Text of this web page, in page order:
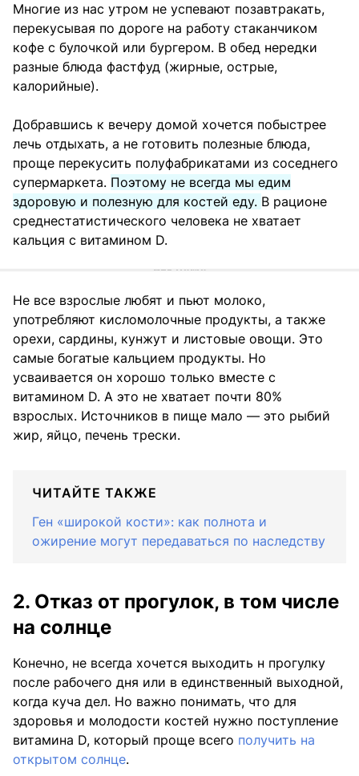
Многие из нас утром не успевают позавтракать,
перекусывая по дороге на работу стаканчиком
кофе с булочкой или бургером. В обед нередки
разные блюда фастфуд (жирные, острые,
калорийные).
Добравшись к вечеру домой хочется побыстрее
лечь отдыхать, а не готовить полезные блюда,
проще перекусить полуфабрикатами из соседнего
супермаркета. Поэтому не всегда мы едим
здоровую и полезную для костей еду. В рационе
среднестатистического человека не хватает
кальция с витамином D.
Не все взрослые любят и пьют молоко,
употребляют кисломолочные продукты, а также
орехи, сардины, кунжут и листовые овощи. Это
самые богатые кальцием продукты. Но
усваивается он хорошо только вместе с
витамином D. А это не хватает почти 80%
взрослых. Источников в пище мало — это рыбий
жир, яйцо, печень трески.
ЧИТАЙТЕ ТАКЖЕ
Ген «широкой кости»: как полнота и
ожирение могут передаваться по наследству
2. Отказ от прогулок, в том числе
на солнце
Конечно, не всегда хочется выходить н прогулку
после рабочего дня или в единственный выходной,
когда куча дел. Но важно понимать, что для
здоровья и молодости костей нужно поступление
витамина D, который проще всего получить на
открытом солнце.